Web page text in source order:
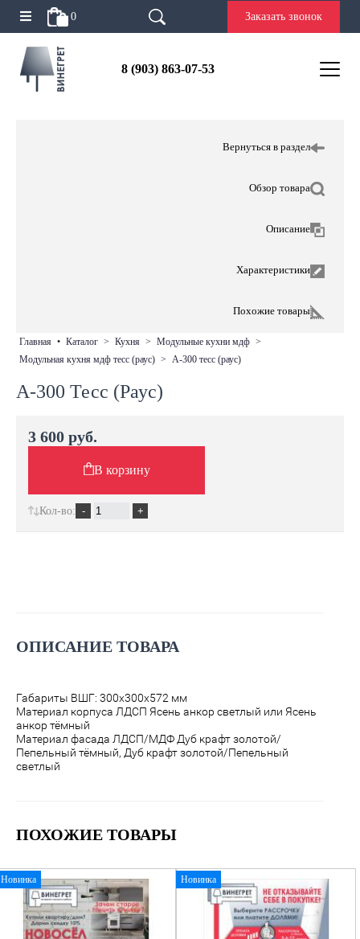
0 Заказать звонок
8 (903) 863-07-53
Вернуться в раздел
Обзор товара
Описание
Характеристики
Похожие товары
главная • каталог > кухня > модульные кухни мдф >
модульная кухня мдф тесс (раус) > а-300 тесс (раус)
А-300 Тесс (Раус)
ОПИСАНИЕ ТОВАРА
Габариты ВШГ: 300х300х572 мм
Материал корпуса ЛДСП Ясень анкор светлый или Ясень
анкор тёмный
Материал фасада ЛДСП/МДФ Дуб крафт золотой/
Пепельный тёмный, Дуб крафт золотой/Пепельный
светлый
ПОХОЖИЕ ТОВАРЫ
Новинка Новинка
3 600 руб.
В корзину
Кол-во: